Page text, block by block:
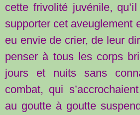
cette frivolité juvénile,
supporter cet aveuglement
eu envie de crier, de leur
penser à tous les corps
jours et nuits sans
combat, qui
au goutte à goutte